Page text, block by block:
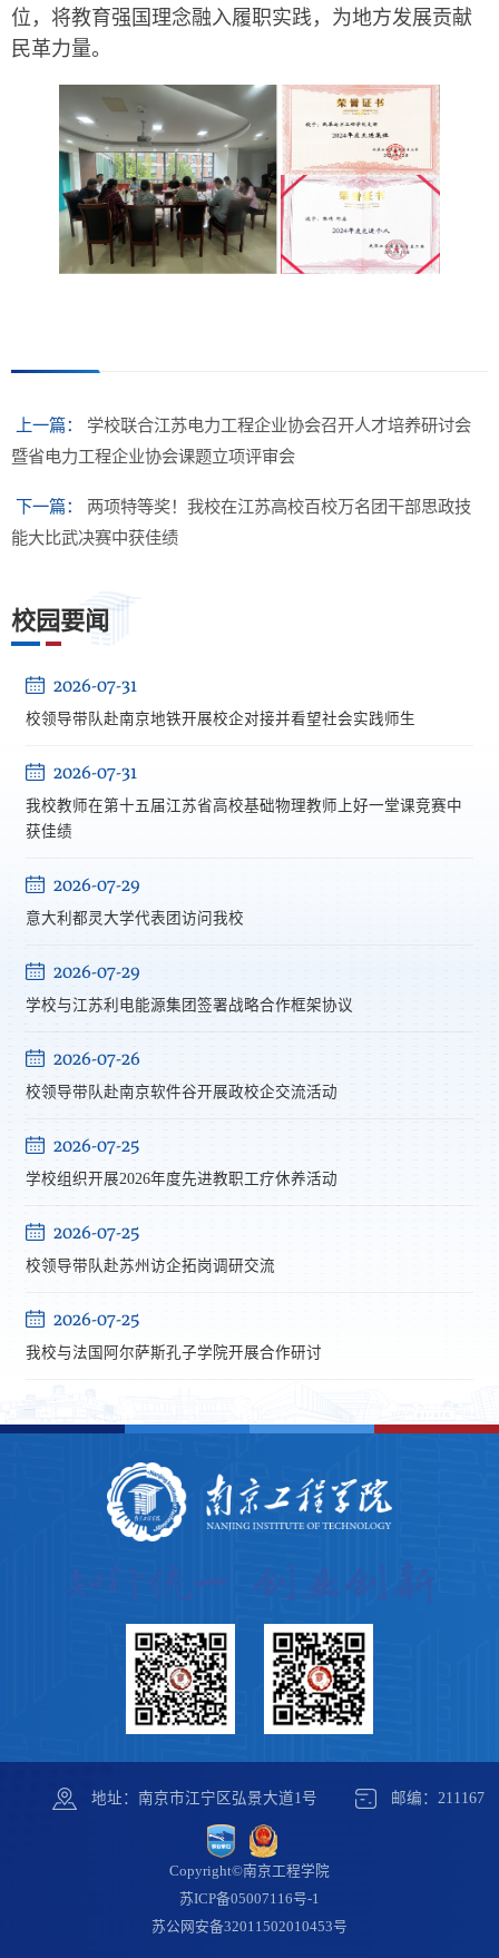
位，将教育强国理念融入履职实践，为地方发展贡献
民革力量。
上一篇：
学校联合江苏电力工程企业协会召开人才培养研讨会
暨省电力工程企业协会课题立项评审会
下一篇：
两项特等奖！我校在江苏高校百校万名团干部思政技
能大比武决赛中获佳绩
校园要闻
2026-07-31
校领导带队赴南京地铁开展校企对接并看望社会实践师生
2026-07-31
我校教师在第十五届江苏省高校基础物理教师上好一堂课竞赛中
获佳绩
2026-07-29
意大利都灵大学代表团访问我校
2026-07-29
学校与江苏利电能源集团签署战略合作框架协议
2026-07-26
校领导带队赴南京软件谷开展政校企交流活动
2026-07-25
学校组织开展2026年度先进教职工疗休养活动
2026-07-25
校领导带队赴苏州访企拓岗调研交流
2026-07-25
我校与法国阿尔萨斯孔子学院开展合作研讨
地址：南京市江宁区弘景大道1号 邮编：211167
Copyright©南京工程学院
苏ICP备05007116号-1
苏公网安备32011502010453号